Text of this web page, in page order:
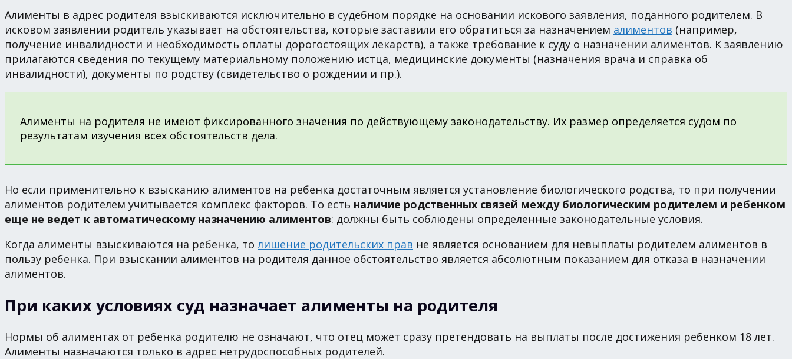
Алименты в адрес родителя взыскиваются исключительно в судебном порядке на основании искового заявления, поданного родителем. В
исковом заявлении родитель указывает на обстоятельства, которые заставили его обратиться за назначением алиментов (например,
получение инвалидности и необходимость оплаты дорогостоящих лекарств), а также требование к суду о назначении алиментов. К заявлению
прилагаются сведения по текущему материальному положению истца, медицинские документы (назначения врача и справка об
инвалидности), документы по родству (свидетельство о рождении и пр.).
Алименты на родителя не имеют фиксированного значения по действующему законодательству. Их размер определяется судом по
результатам изучения всех обстоятельств дела.
Но если применительно к взысканию алиментов на ребенка достаточным является установление биологического родства, то при получении
алиментов родителем учитывается комплекс факторов. То есть наличие родственных связей между биологическим родителем и ребенком
еще не ведет к автоматическому назначению алиментов: должны быть соблюдены определенные законодательные условия.
Когда алименты взыскиваются на ребенка, то лишение родительских прав не является основанием для невыплаты родителем алиментов в
пользу ребенка. При взыскании алиментов на родителя данное обстоятельство является абсолютным показанием для отказа в назначении
алиментов.
При каких условиях суд назначает алименты на родителя
Нормы об алиментах от ребенка родителю не означают, что отец может сразу претендовать на выплаты после достижения ребенком 18 лет.
Алименты назначаются только в адрес нетрудоспособных родителей.